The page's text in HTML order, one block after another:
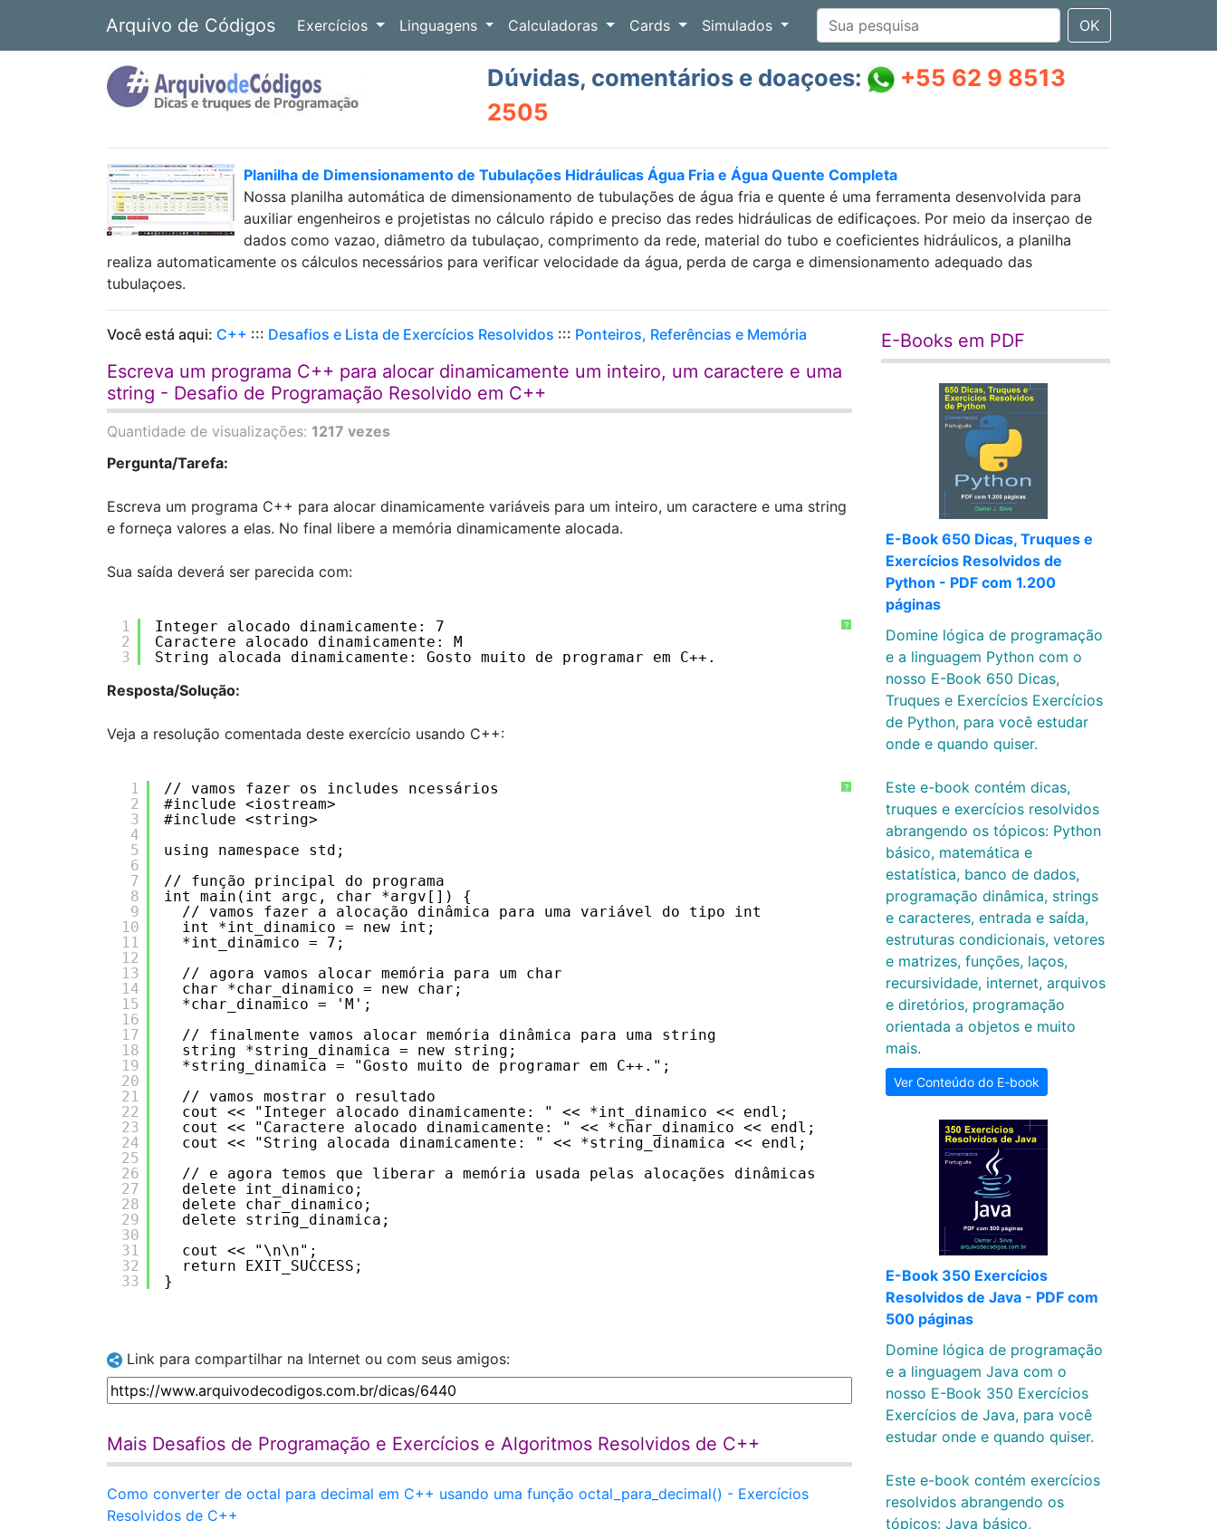
Arquivo de Códigos Exercícios Linguagens Calculadoras Cards Simulados OK
Dúvidas, comentários e doaçoes:
+55 62 9 8513
2505
Planilha de Dimensionamento de Tubulações Hidráulicas Água Fria e Água Quente Completa
Nossa planilha automática de dimensionamento de tubulações de água fria e quente é uma ferramenta desenvolvida para
auxiliar engenheiros e projetistas no cálculo rápido e preciso das redes hidráulicas de edificaçoes. Por meio da inserçao de
dados como vazao, diâmetro da tubulaçao, comprimento da rede, material do tubo e coeficientes hidráulicos, a planilha
realiza automaticamente os cálculos necessários para verificar velocidade da água, perda de carga e dimensionamento adequado das
tubulaçoes.
Você está aqui: C++ ::: Desafios e Lista de Exercícios Resolvidos ::: Ponteiros, Referências e Memória
Escreva um programa C++ para alocar dinamicamente um inteiro, um caractere e uma
string - Desafio de Programação Resolvido em C++
Quantidade de visualizações: 1217 vezes
Pergunta/Tarefa:
Escreva um programa C++ para alocar dinamicamente variáveis para um inteiro, um caractere e uma string
e forneça valores a elas. No final libere a memória dinamicamente alocada.
Sua saída deverá ser parecida com:
?
1
2
3
Integer alocado dinamicamente: 7
Caractere alocado dinamicamente: M
String alocada dinamicamente: Gosto muito de programar em C++.
Resposta/Solução:
Veja a resolução comentada deste exercício usando C++:
?
1
2
3
4
5
6
7
8
9
10
11
12
13
14
15
16
17
18
19
20
21
22
23
24
25
26
27
28
29
30
31
32
33
// vamos fazer os includes ncessários
#include <iostream>
#include <string>
using namespace std;
// função principal do programa
int main(int argc, char *argv[]) {
// vamos fazer a alocação dinâmica para uma variável do tipo int
int *int_dinamico = new int;
*int_dinamico = 7;
// agora vamos alocar memória para um char
char *char_dinamico = new char;
*char_dinamico = 'M';
// finalmente vamos alocar memória dinâmica para uma string
string *string_dinamica = new string;
*string_dinamica = "Gosto muito de programar em C++.";
// vamos mostrar o resultado
cout << "Integer alocado dinamicamente: " << *int_dinamico << endl;
cout << "Caractere alocado dinamicamente: " << *char_dinamico << endl;
cout << "String alocada dinamicamente: " << *string_dinamica << endl;
// e agora temos que liberar a memória usada pelas alocações dinâmicas
delete int_dinamico;
delete char_dinamico;
delete string_dinamica;
cout << "\n\n";
return EXIT_SUCCESS;
}
Link para compartilhar na Internet ou com seus amigos:
Mais Desafios de Programação e Exercícios e Algoritmos Resolvidos de C++
Como converter de octal para decimal em C++ usando uma função octal_para_decimal() - Exercícios
Resolvidos de C++
E-Books em PDF
E-Book 650 Dicas, Truques e
Exercícios Resolvidos de
Python - PDF com 1.200
páginas
Domine lógica de programação
e a linguagem Python com o
nosso E-Book 650 Dicas,
Truques e Exercícios Exercícios
de Python, para você estudar
onde e quando quiser.
Este e-book contém dicas,
truques e exercícios resolvidos
abrangendo os tópicos: Python
básico, matemática e
estatística, banco de dados,
programação dinâmica, strings
e caracteres, entrada e saída,
estruturas condicionais, vetores
e matrizes, funções, laços,
recursividade, internet, arquivos
e diretórios, programação
orientada a objetos e muito
mais.
Ver Conteúdo do E-book
E-Book 350 Exercícios
Resolvidos de Java - PDF com
500 páginas
Domine lógica de programação
e a linguagem Java com o
nosso E-Book 350 Exercícios
Exercícios de Java, para você
estudar onde e quando quiser.
Este e-book contém exercícios
resolvidos abrangendo os
tópicos: Java básico,